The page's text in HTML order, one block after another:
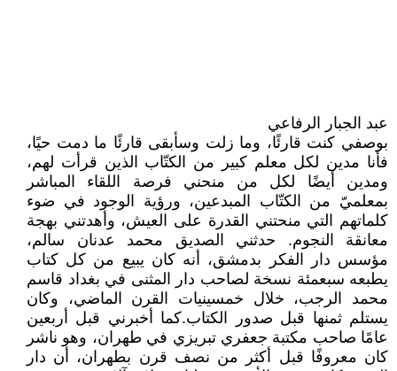
عبد الجبار الرفاعي
بوصفي كنت قارئًا، وما زلت وسأبقى قارئًا ما دمت حيًا،
فأنا مدين لكل معلم كبير من الكتّاب الذين قرأت لهم،
ومدين أيضًا لكل من منحني فرصة اللقاء المباشر
بمعلميّ من الكتّاب المبدعين، ورؤية الوجود في ضوء
كلماتهم التي منحتني القدرة على العيش، وأهدتني بهجة
معانقة النجوم. حدثني الصديق محمد عدنان سالم،
مؤسس دار الفكر بدمشق، أنه كان يبيع من كل كتاب
يطبعه سبعمئة نسخة لصاحب دار المثنى في بغداد قاسم
محمد الرجب، خلال خمسينيات القرن الماضي، وكان
يستلم ثمنها قبل صدور الكتاب.كما أخبرني قبل أربعين
عامًا صاحب مكتبة جعفري تبريزي في طهران، وهو ناشر
كان معروفًا قبل أكثر من نصف قرن بطهران، أن دار